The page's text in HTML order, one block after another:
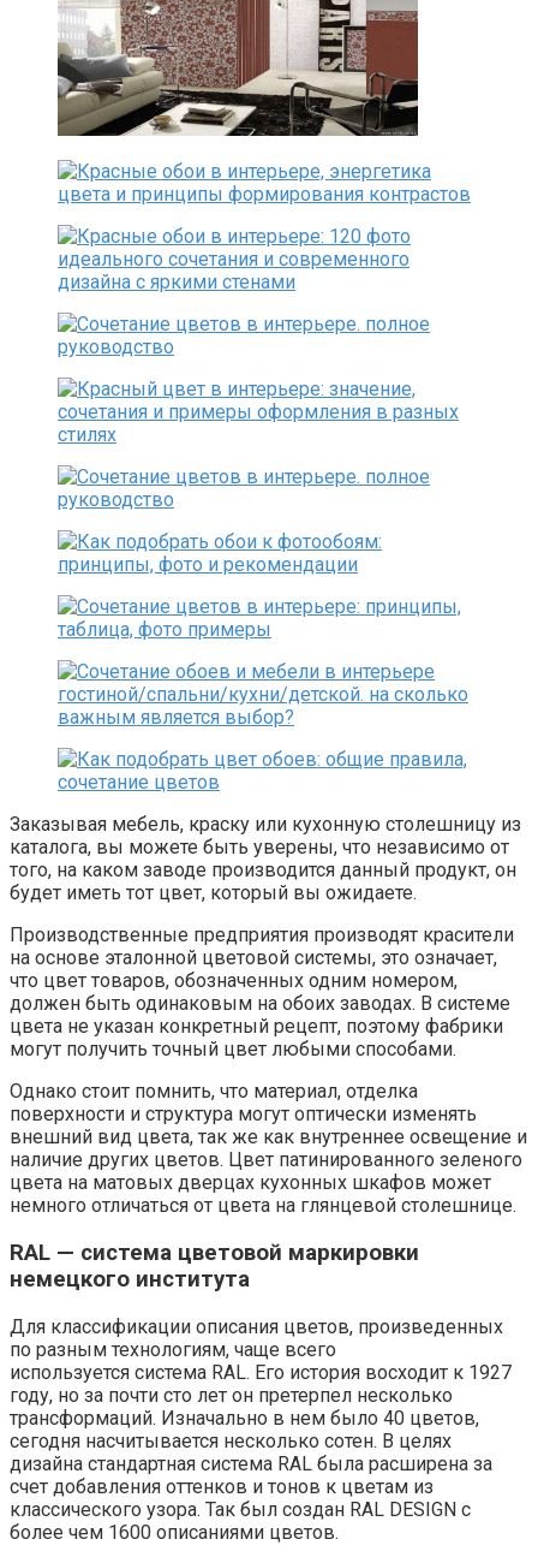
Заказывая мебель, краску или кухонную столешницу из
каталога, вы можете быть уверены, что независимо от
того, на каком заводе производится данный продукт, он
будет иметь тот цвет, который вы ожидаете.
Производственные предприятия производят красители
на основе эталонной цветовой системы, это означает,
что цвет товаров, обозначенных одним номером,
должен быть одинаковым на обоих заводах. В системе
цвета не указан конкретный рецепт, поэтому фабрики
могут получить точный цвет любыми способами.
Однако стоит помнить, что материал, отделка
поверхности и структура могут оптически изменять
внешний вид цвета, так же как внутреннее освещение и
наличие других цветов. Цвет патинированного зеленого
цвета на матовых дверцах кухонных шкафов может
немного отличаться от цвета на глянцевой столешнице.
RAL — система цветовой маркировки
немецкого института
Для классификации описания цветов, произведенных
по разным технологиям, чаще всего
используется система RAL. Его история восходит к 1927
году, но за почти сто лет он претерпел несколько
трансформаций. Изначально в нем было 40 цветов,
сегодня насчитывается несколько сотен. В целях
дизайна стандартная система RAL была расширена за
счет добавления оттенков и тонов к цветам из
классического узора. Так был создан RAL DESIGN с
более чем 1600 описаниями цветов.